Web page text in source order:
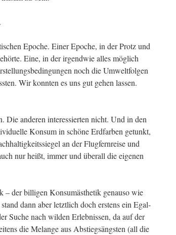
Epo­che. Einer Epo­che, in der Protz und
Eine, in der irgend­wie alles mög­lich
noch die Umwelt­fol­gen
Wir konn­ten es uns gut gehen las­sen.
Die ande­ren inter­es­sier­ten nicht. Und in den
Kon­sum in schö­ne Erd­far­ben getunkt,
an der Flug­fern­rei­se und
nur heißt, immer und über­all die eige­nen
– der bil­li­gen Kon­sum­äs­the­tik genau­so wie
dann aber letzt­lich doch ers­tens ein Egal­
Suche nach wil­den Erleb­nis­sen, da auf der
die Melan­ge aus Abstiegs­ängs­ten (all die